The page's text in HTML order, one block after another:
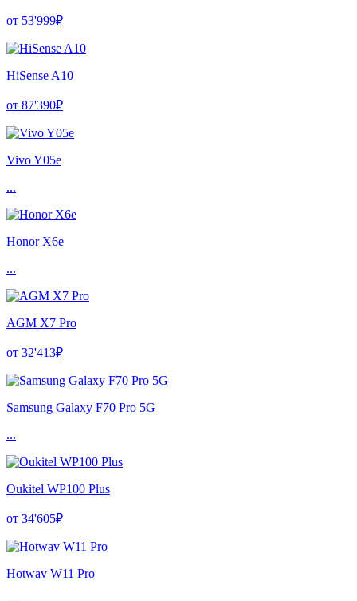
от 53'999₽
HiSense A10
от 87'390₽
Vivo Y05e
...
Honor X6e
...
AGM X7 Pro
от 32'413₽
Samsung Galaxy F70 Pro 5G
...
Oukitel WP100 Plus
от 34'605₽
Hotwav W11 Pro